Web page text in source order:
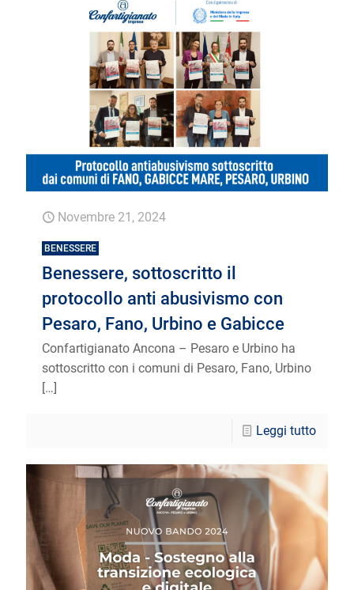
Novembre 21, 2024
BENESSERE
Benessere, sottoscritto il
protocollo anti abusivismo con
Pesaro, Fano, Urbino e Gabicce
Confartigianato Ancona – Pesaro e Urbino ha
sottoscritto con i comuni di Pesaro, Fano, Urbino
[…]
Leggi tutto